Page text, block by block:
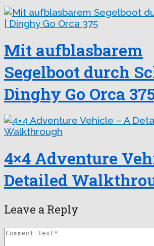
Mit aufblasbarem
Segelboot durch
Dinghy Go Orca
4×4 Adventure
Detailed
Leave a Reply